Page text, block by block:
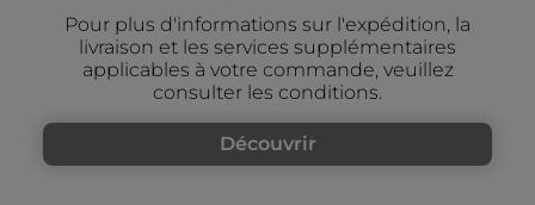
Pour plus d'informations sur l'expédition, la
livraison et les services supplémentaires
applicables à votre commande, veuillez
consulter les conditions.
Découvrir